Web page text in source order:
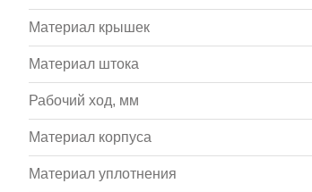
Материал крышек
Материал штока
Рабочий ход, мм
Материал корпуса
Материал уплотнения